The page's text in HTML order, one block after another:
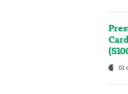
01